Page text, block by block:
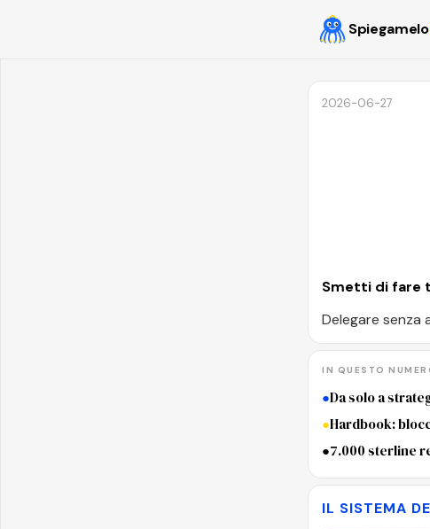
Spiegamelo
2026-06-27
Smetti di fare
Delegare senza
IN QUESTO
●Da solo a
●Hardbook:
●7.000 sterline
IL SISTEMA